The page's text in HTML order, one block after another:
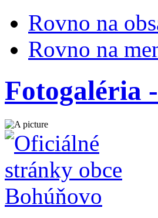
Rovno na
Rovno na
Fotogaléria